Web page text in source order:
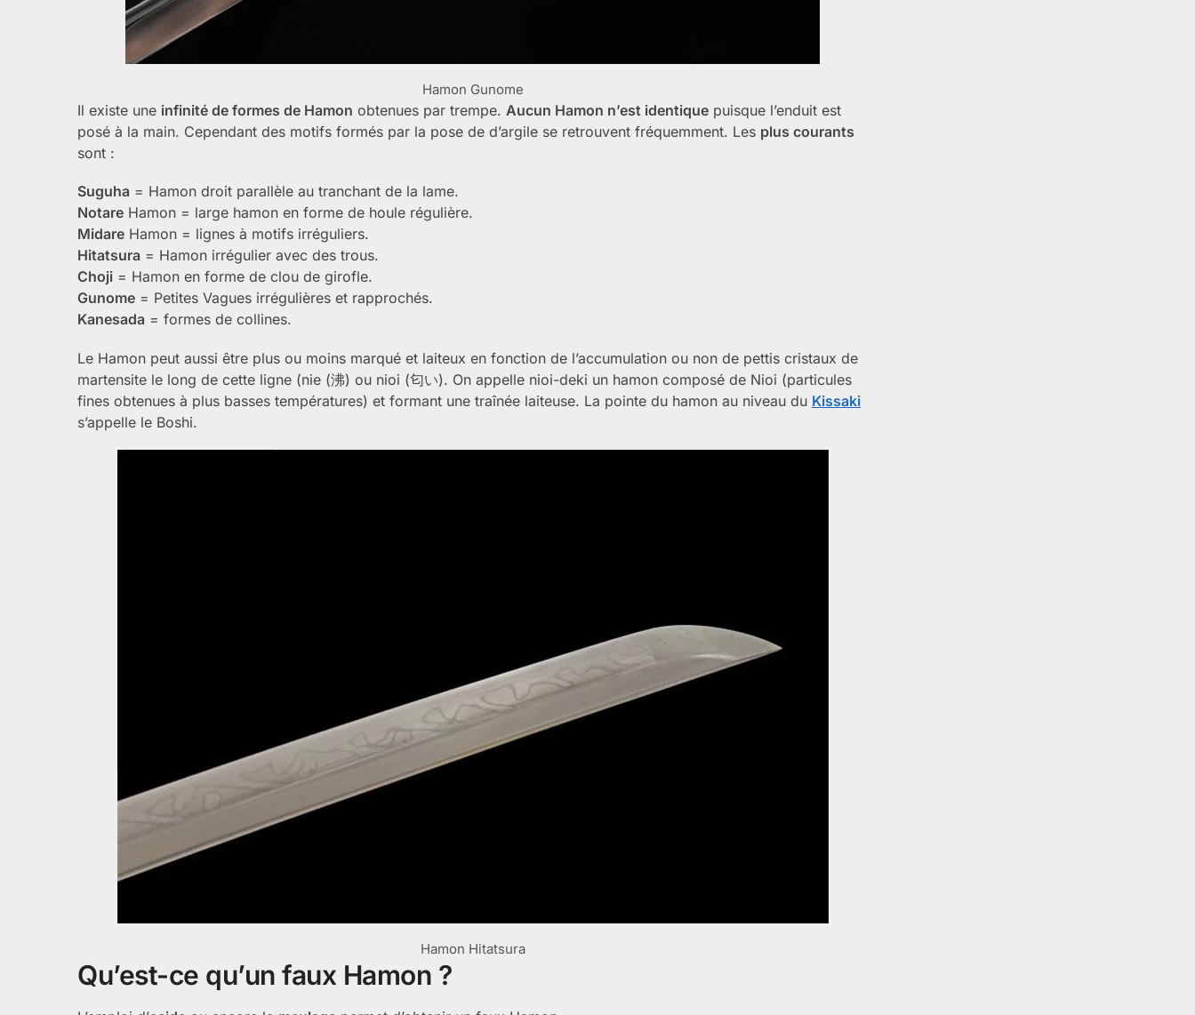
Hamon Gunome
Il existe une infinité de formes de Hamon obtenues par trempe. Aucun Hamon n’est identique puisque l’enduit est
posé à la main. Cependant des motifs formés par la pose de d’argile se retrouvent fréquemment. Les plus courants
sont :
Suguha = Hamon droit parallèle au tranchant de la lame.
Notare Hamon = large hamon en forme de houle régulière.
Midare Hamon = lignes à motifs irréguliers.
Hitatsura = Hamon irrégulier avec des trous.
Choji = Hamon en forme de clou de girofle.
Gunome = Petites Vagues irrégulières et rapprochés.
Kanesada = formes de collines.
Le Hamon peut aussi être plus ou moins marqué et laiteux en fonction de l’accumulation ou non de pettis cristaux de
martensite le long de cette ligne (nie (沸) ou nioi (匂い). On appelle nioi-deki un hamon composé de Nioi (particules
fines obtenues à plus basses températures) et formant une traînée laiteuse. La pointe du hamon au niveau du Kissaki
s’appelle le Boshi.
Hamon Hitatsura
Qu’est-ce qu’un faux Hamon ?